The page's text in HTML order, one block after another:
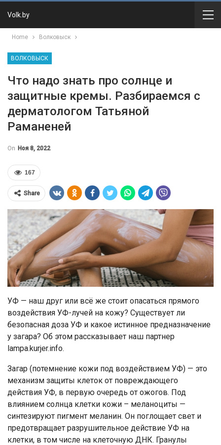
Volk.by
Home Волковыск
ВОЛКОВЫСК
Что надо знать про солнце и
защитные кремы. Разбираемся с
дерматологом Татьяной
Раманеней
On Ноя 8, 2022
167
Share
УФ — наш друг или всё же стоит опасаться прямого
воздействия УФ-лучей на кожу? Существует ли
безопасная доза УФ и какое истинное предназначение
у загара? Об этом рассказывает наш партнер
lampa.kurjer.info.
Загар (потемнение кожи под воздействием УФ) — это
механизм защиты клеток от повреждающего
действия УФ, в первую очередь от ожогов. Под
влиянием солнца клетки кожи – меланоциты —
синтезируют пигмент меланин. Он поглощает свет и
предотвращает разрушительное действие УФ на
клетки, в том числе на клеточную ДНК. Гранулы